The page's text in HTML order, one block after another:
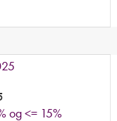
og <= 15%